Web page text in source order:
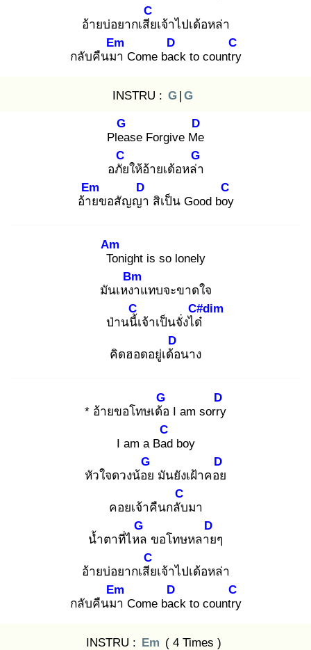
อ้ายบ่อยากเสีย
C
เจ้าไปเด้อหล่า
กลับคืนมา
Em
Come bac
D
k to country
C
INSTRU : G | G
Plea
G
se Forgive Me
D
อภัย
C
ให้อ้ายเด้อหล่า
G
อ้าย
Em
ขอสัญญา
D
สิเป็น Good boy
C
To
Am
night is so lonely
มันเหงา
Bm
แทบจะขาดใจ
ป่านนี้เ
C
จ้าเป็นจั่งได๋
C#dim
คิดฮอดอยู่เด้อ
D
นาง
* อ้ายขอโทษเด้อ
G
I am sorry
D
I am a Bad
C
boy
หัวใจดวงน้อย
G
มันยังเฝ้าคอย
D
คอยเจ้าคืนกลับ
C
มา
น้ำตาที่ไหล
G
ขอโทษหลาย
D
ๆ
อ้ายบ่อยากเสีย
C
เจ้าไปเด้อหล่า
กลับคืนมา
Em
Come bac
D
k to country
C
INSTRU : Em ( 4 Times )